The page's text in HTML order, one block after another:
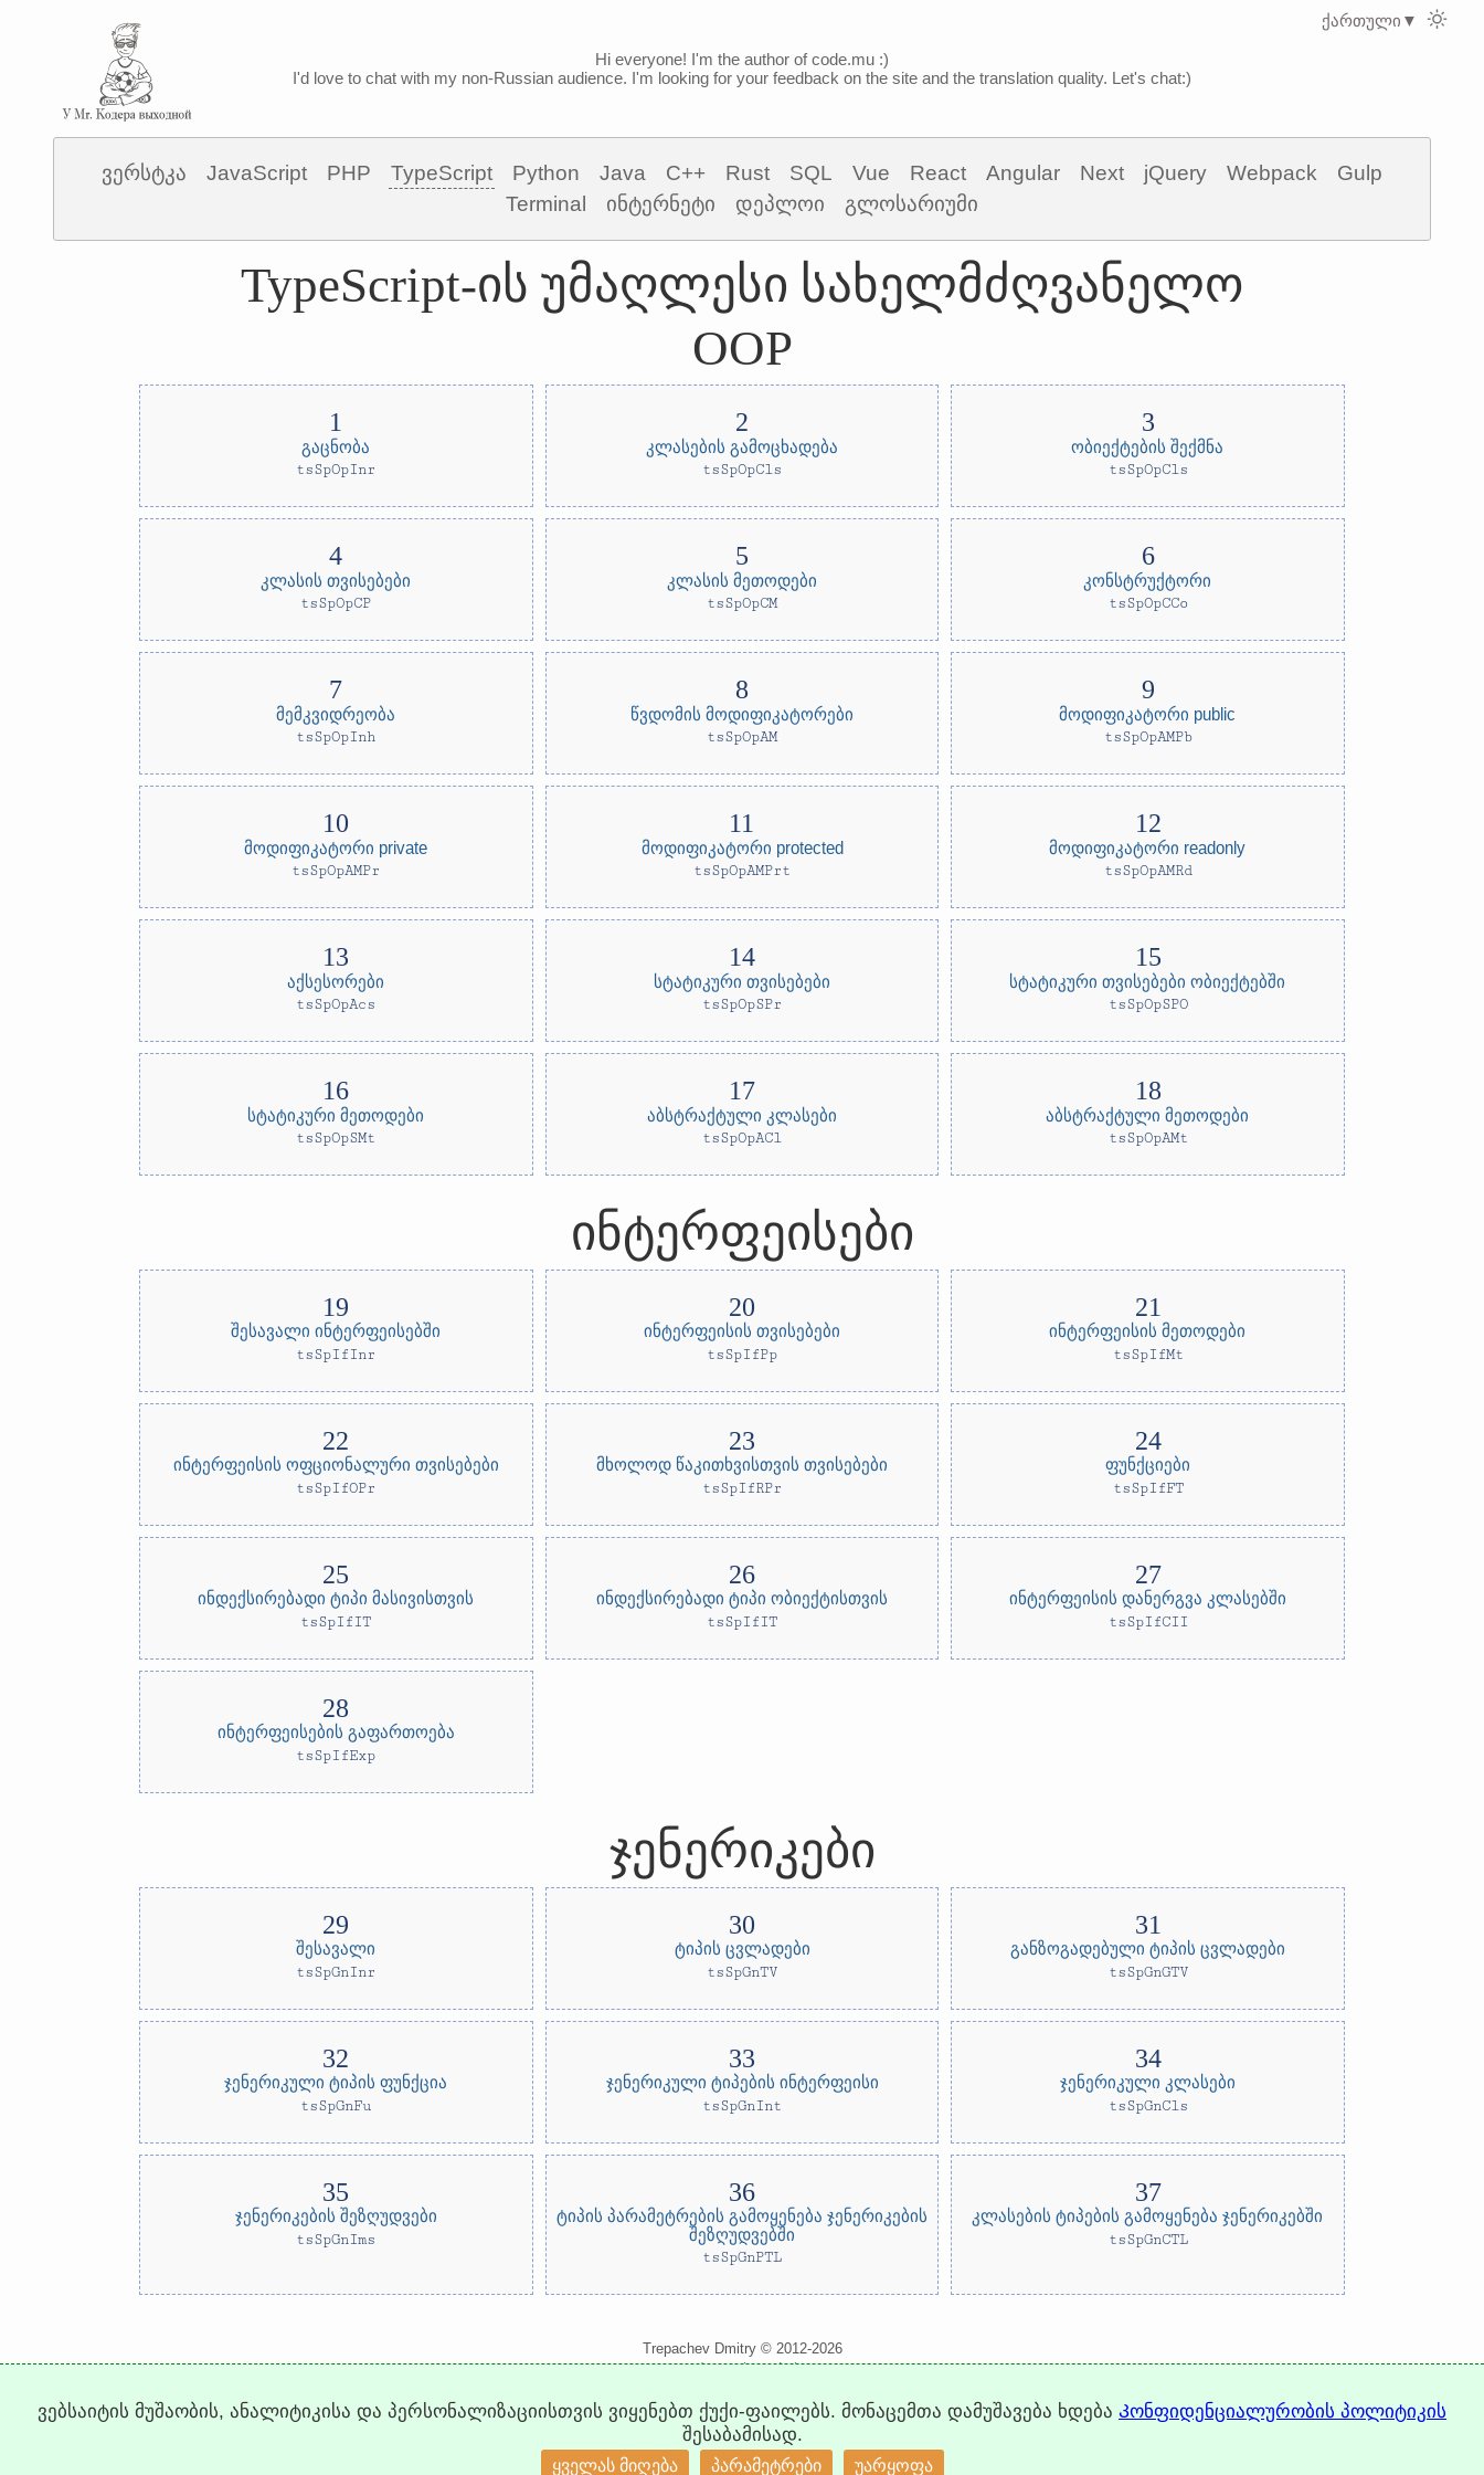
Hi everyone! I'm the author of code.mu :)
I'd love to chat with my non-Russian audience. I'm looking for your feedback on the site and the translation quality. Let's chat:)
ვერსტკა JavaScript PHP TypeScript Python Java C++ Rust SQL Vue React Angular Next jQuery Webpack
Gulp
Terminal
ინტერნეტი დეპლოი გლოსარიუმი
TypeScript-ის უმაღლესი სახელმძღვანელო
OOP
გაცნობა
tsSpOpInr
კლასების გამოცხადება
tsSpOpCls
ობიექტების შექმნა
tsSpOpCls
კლასის თვისებები
tsSpOpCP
კლასის მეთოდები
tsSpOpCM
კონსტრუქტორი
tsSpOpCCo
მემკვიდრეობა
tsSpOpInh
წვდომის მოდიფიკატორები
tsSpOpAM
მოდიფიკატორი public
tsSpOpAMPb
მოდიფიკატორი private
tsSpOpAMPr
მოდიფიკატორი protected
tsSpOpAMPrt
მოდიფიკატორი readonly
tsSpOpAMRd
აქსესორები
tsSpOpAcs
სტატიკური თვისებები
tsSpOpSPr
სტატიკური თვისებები ობიექტებში
tsSpOpSPO
სტატიკური მეთოდები
tsSpOpSMt
აბსტრაქტული კლასები
tsSpOpACl
აბსტრაქტული მეთოდები
tsSpOpAMt
ინტერფეისები
შესავალი ინტერფეისებში
tsSpIfInr
ინტერფეისის თვისებები
tsSpIfPp
ინტერფეისის მეთოდები
tsSpIfMt
ინტერფეისის ოფციონალური თვისებები
tsSpIfOPr
მხოლოდ წაკითხვისთვის თვისებები
tsSpIfRPr
ფუნქციები
tsSpIfFT
ინდექსირებადი ტიპი მასივისთვის
tsSpIfIT
ინდექსირებადი ტიპი ობიექტისთვის
tsSpIfIT
ინტერფეისის დანერგვა კლასებში
tsSpIfCII
ინტერფეისების გაფართოება
tsSpIfExp
ჯენერიკები
შესავალი
tsSpGnInr
ტიპის ცვლადები
tsSpGnTV
განზოგადებული ტიპის ცვლადები
tsSpGnGTV
ჯენერიკული ტიპის ფუნქცია
tsSpGnFu
ჯენერიკული ტიპების ინტერფეისი
tsSpGnInt
ჯენერიკული კლასები
tsSpGnCls
ჯენერიკების შეზღუდვები
tsSpGnIms
ტიპის პარამეტრების გამოყენება ჯენერიკების
შეზღუდვებში
tsSpGnPTL
კლასების ტიპების გამოყენება ჯენერიკებში
tsSpGnCTL
Trepachev Dmitry © 2012-2026
t.me/trepachev_dmitry
კონფიდენციალურობის პოლიტიკა კუკიების კონფიგურაცია
ქართული ▼
ვებსაიტის მუშაობის, ანალიტიკისა და პერსონალიზაციისთვის ვიყენებთ ქუქი-ფაილებს. მონაცემთა დამუშავება ხდება Კონფიდენციალურობის პოლიტიკის
შესაბამისად.
ყველას მიღება პარამეტრები უარყოფა